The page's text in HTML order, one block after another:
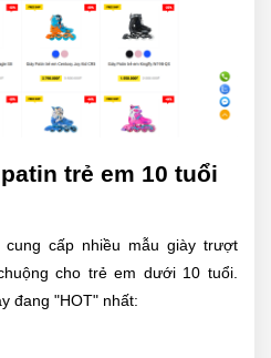
trẻ em 10 tuổi
cung cấp nhiều mẫu giày trượt
cho trẻ em dưới 10 tuổi.
đang "HOT" nhất: